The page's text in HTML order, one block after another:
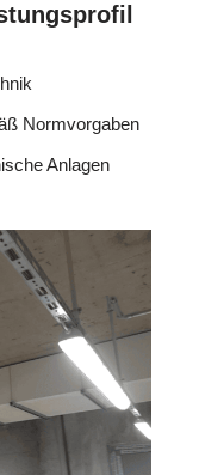
Normvorgaben
Anlagen